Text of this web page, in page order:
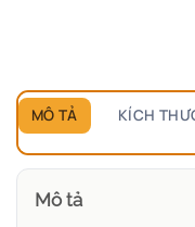
MÔ TẢ KÍCH
Mô tả